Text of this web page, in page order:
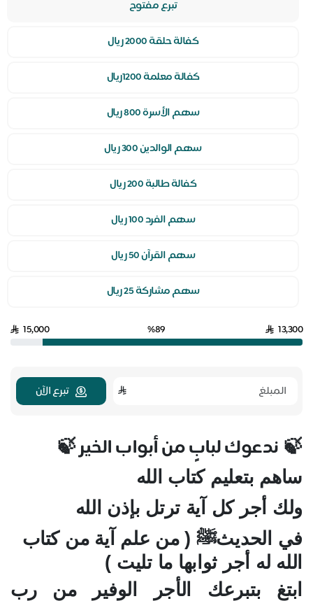
تبرع مفتوح
كفالة حلقة 2000 ريال
كفالة معلمة 1200ريال
سهم الأسرة 800 ريال
سهم الوالدين 300 ريال
كفالة طالبة 200 ريال
سهم الفرد 100 ريال
سهم القرآن 50 ريال
سهم مشاركة 25 ريال
13,300
%89
15,000
تبرع الآن
🍃 ندعوك لبابٍ من أبواب الخير🍃
ساهم بتعليم كتاب الله
ولك أجر كل آية ترتل بإذن الله
في الحديثﷺ ( من علم آية من كتاب
الله له أجر ثوابها ما تليت )
ابتغ بتبرعك الأجر الوفير من رب